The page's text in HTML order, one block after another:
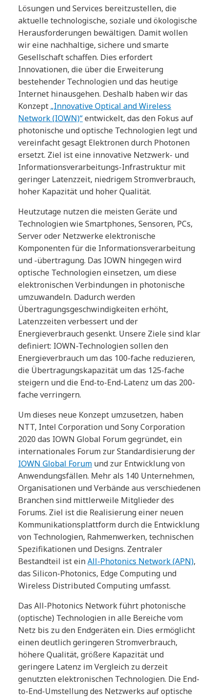
Lösungen und Services bereitzustellen, die
aktuelle technologische, soziale und ökologische
Herausforderungen bewältigen. Damit wollen
wir eine nachhaltige, sichere und smarte
Gesellschaft schaffen. Dies erfordert
Innovationen, die über die Erweiterung
bestehender Technologien und das heutige
Internet hinausgehen. Deshalb haben wir das
Konzept „Innovative Optical and Wireless
Network (IOWN)“entwickelt, das den Fokus auf
photonische und optische Technologien legt und
vereinfacht gesagt Elektronen durch Photonen
ersetzt. Ziel ist eine innovative Netzwerk- und
Informationsverarbeitungs-Infrastruktur mit
geringer Latenzzeit, niedrigem Stromverbrauch,
hoher Kapazität und hoher Qualität.
Heutzutage nutzen die meisten Geräte und
Technologien wie Smartphones, Sensoren, PCs,
Server oder Netzwerke elektronische
Komponenten für die Informationsverarbeitung
und -übertragung. Das IOWN hingegen wird
optische Technologien einsetzen, um diese
elektronischen Verbindungen in photonische
umzuwandeln. Dadurch werden
Übertragungsgeschwindigkeiten erhöht,
Latenzzeiten verbessert und der
Energieverbrauch gesenkt. Unsere Ziele sind klar
definiert: IOWN-Technologien sollen den
Energieverbrauch um das 100-fache reduzieren,
die Übertragungskapazität um das 125-fache
steigern und die End-to-End-Latenz um das 200-
fache verringern.
Um dieses neue Konzept umzusetzen, haben
NTT, Intel Corporation und Sony Corporation
2020 das IOWN Global Forum gegründet, ein
internationales Forum zur Standardisierung der
IOWN Global Forum und zur Entwicklung von
Anwendungsfällen. Mehr als 140 Unternehmen,
Organisationen und Verbände aus verschiedenen
Branchen sind mittlerweile Mitglieder des
Forums. Ziel ist die Realisierung einer neuen
Kommunikationsplattform durch die Entwicklung
von Technologien, Rahmenwerken, technischen
Spezifikationen und Designs. Zentraler
Bestandteil ist einAll-Photonics Network (APN),
das Silicon-Photonics, Edge Computing und
Wireless Distributed Computing umfasst.
Das All-Photonics Network führt photonische
(optische) Technologien in alle Bereiche vom
Netz bis zu den Endgeräten ein. Dies ermöglicht
einen deutlich geringeren Stromverbrauch,
höhere Qualität, größere Kapazität und
geringere Latenz im Vergleich zu derzeit
genutzten elektronischen Technologien. Die End-
to-End-Umstellung des Netzwerks auf optische